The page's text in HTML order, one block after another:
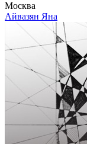
Москва
Айвазян Яна